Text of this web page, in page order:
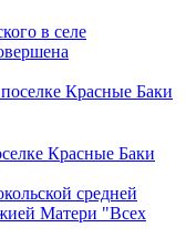
в селе
Красные Баки